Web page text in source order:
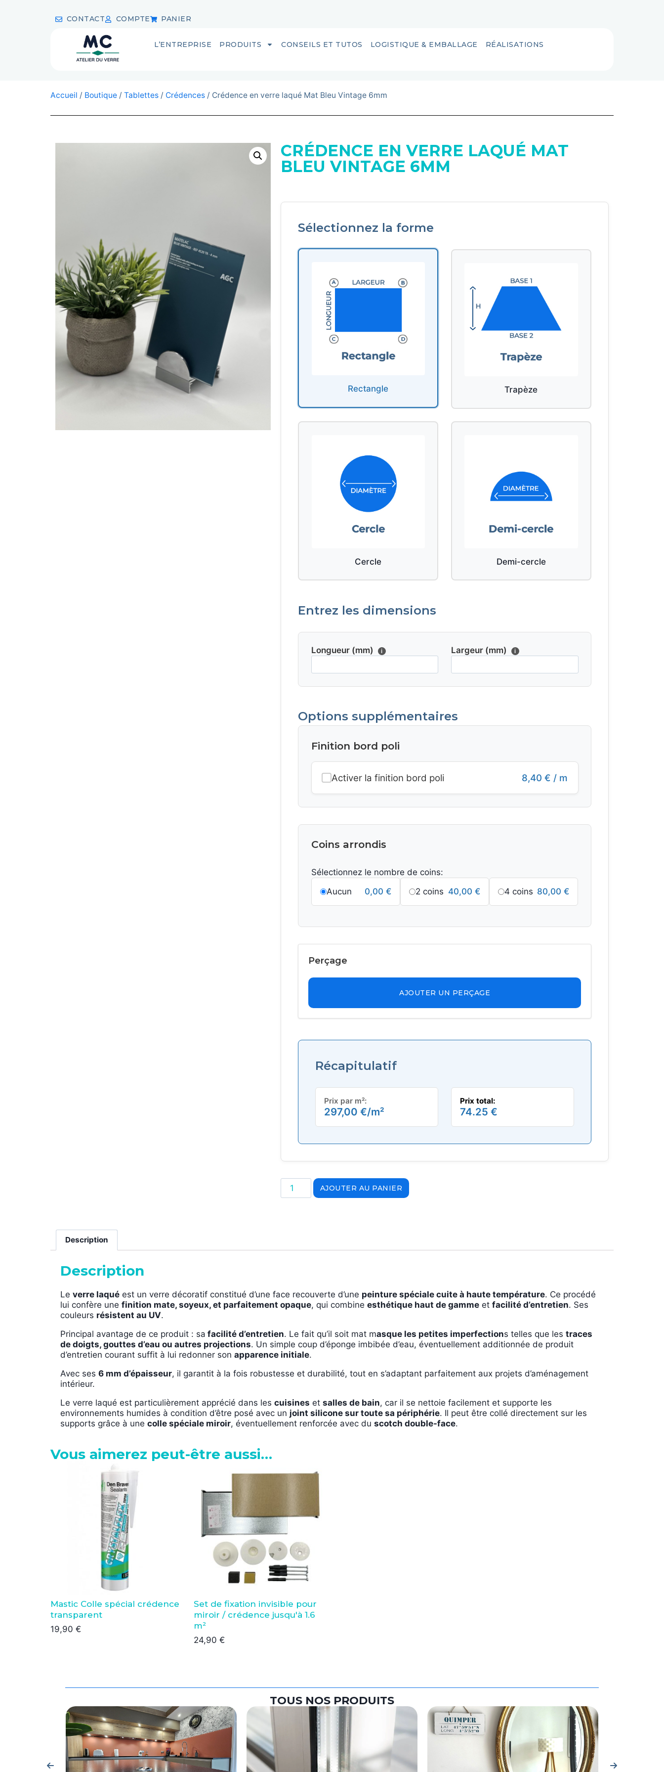
CONTACT COMPTE PANIER
L’ENTREPRISE PRODUITS CONSEILS ET TUTOS LOGISTIQUE & EMBALLAGE RÉALISATIONS
Accueil / Boutique / Tablettes / Crédences / Crédence en verre laqué Mat Bleu Vintage 6mm
CRÉDENCE EN VERRE LAQUÉ MAT
BLEU VINTAGE 6MM
Sélectionnez la forme
Rectangle Trapèze
Cercle Demi-cercle
Entrez les dimensions
Longueur (mm) i Largeur (mm) i
Options supplémentaires
Finition bord poli
Activer la finition bord poli 8,40€ / m
Coins arrondis
Sélectionnez le nombre de coins:
Aucun
0,00 € 2 coins 40,00€ 4 coins 80,00€
Perçage
AJOUTER UN PERÇAGE
Récapitulatif
Prix par m²:
297,00 €/m²
Prix total:
74.25 €
AJOUTER AU PANIER
Description
Description
Le verre laqué est un verre décoratif constitué d’une face recouverte d’une peinture spéciale cuite à haute température. Ce procédé
lui confère une finition mate, soyeux, et parfaitement opaque, qui combine esthétique haut de gamme et facilité d’entretien. Ses
couleurs résistent au UV.
Principal avantage de ce produit : sa facilité d’entretien. Le fait qu’il soit mat masque les petites imperfections telles que les traces
de doigts, gouttes d’eau ou autres projections. Un simple coup d’éponge imbibée d’eau, éventuellement additionnée de produit
d’entretien courant suffit à lui redonner son apparence initiale.
Avec ses 6 mm d’épaisseur, il garantit à la fois robustesse et durabilité, tout en s’adaptant parfaitement aux projets d’aménagement
intérieur.
Le verre laqué est particulièrement apprécié dans les cuisines et salles de bain, car il se nettoie facilement et supporte les
environnements humides à condition d’être posé avec un joint silicone sur toute sa périphérie. Il peut être collé directement sur les
supports grâce à une colle spéciale miroir, éventuellement renforcée avec du scotch double-face.
Vous aimerez peut-être aussi…
Mastic Colle spécial crédence
transparent
19,90 €
Set de fixation invisible pour
miroir / crédence jusqu'à 1.6
m²
24,90 €
TOUS NOS PRODUITS